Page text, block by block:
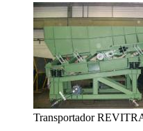
Transportador